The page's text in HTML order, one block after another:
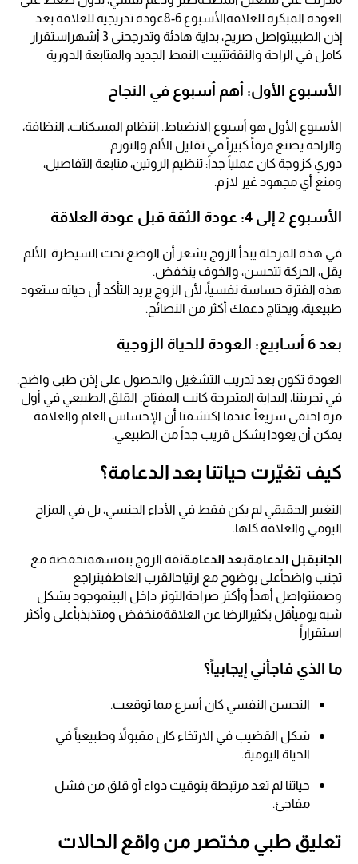
العودة المبكرة للعلاقةالأسبوع 6-8عودة تدريجية للعلاقة بعد
إذن الطبيبتواصل صريح، بداية هادئة وتدرجحتى 3 أشهراستقرار
كامل في الراحة والثقةتثبيت النمط الجديد والمتابعة الدورية
الأسبوع الأول: أهم أسبوع في النجاح
الأسبوع الأول هو أسبوع الانضباط. انتظام المسكنات، النظافة،
والراحة يصنع فرقاً كبيراً في تقليل الألم والتورم.
دوري كزوجة كان عملياً جداً: تنظيم الروتين، متابعة التفاصيل،
ومنع أي مجهود غير لازم.
الأسبوع 2 إلى 4: عودة الثقة قبل عودة العلاقة
في هذه المرحلة يبدأ الزوج يشعر أن الوضع تحت السيطرة. الألم
يقل، الحركة تتحسن، والخوف ينخفض.
هذه الفترة حساسة نفسياً، لأن الزوج يريد التأكد أن حياته ستعود
طبيعية، ويحتاج دعمك أكثر من النصائح.
بعد 6 أسابيع: العودة للحياة الزوجية
العودة تكون بعد تدريب التشغيل والحصول على إذن طبي واضح.
في تجربتنا، البداية المتدرجة كانت المفتاح. القلق الطبيعي في أول
مرة اختفى سريعاً عندما اكتشفنا أن الإحساس العام والعلاقة
يمكن أن يعودا بشكل قريب جداً من الطبيعي.
كيف تغيّرت حياتنا بعد الدعامة؟
التغيير الحقيقي لم يكن فقط في الأداء الجنسي، بل في المزاج
اليومي والعلاقة كلها.
الجانبقبل الدعامةبعد الدعامةثقة الزوج بنفسهمنخفضة مع
تجنب واضحأعلى بوضوح مع ارتياحالقرب العاطفيتراجع
وصمتتواصل أهدأ وأكثر صراحةالتوتر داخل البيتموجود بشكل
شبه يوميأقل بكثيرالرضا عن العلاقةمنخفض ومتذبذبأعلى وأكثر
استقراراً
ما الذي فاجأني إيجابياً؟
التحسن النفسي كان أسرع مما توقعت.
شكل القضيب في الارتخاء كان مقبولاً وطبيعياً في
الحياة اليومية.
حياتنا لم تعد مرتبطة بتوقيت دواء أو قلق من فشل
مفاجئ.
تعليق طبي مختصر من واقع الحالات